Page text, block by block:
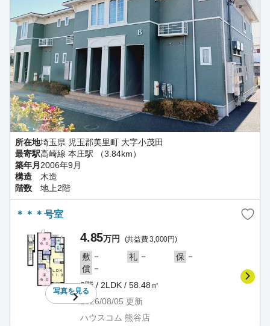
所在地埼玉県 児玉郡美里町 大字小茂田
最寄駅高崎線 本庄駅 （3.84km）
築年月 2006年9月
構造
木造
階数
地上2階
＊＊＊号室
写真を見る
4.85万円 (共益費 3,000円)
敷 － 礼 － 保 －
償 －
2階 / 2LDK / 58.48㎡
2026/08/05 更新
ハウスコム 熊谷店